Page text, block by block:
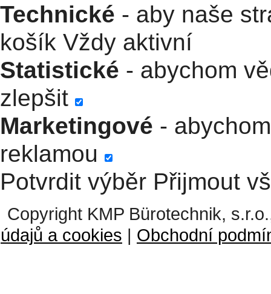
Technické - aby naše
košík Vždy aktivní
Statistické - abychom
zlepšit
Marketingové -
reklamou
Potvrdit výběr Přijmout
Copyright KMP Bürotechnik,
údajů a cookies | Obchodní